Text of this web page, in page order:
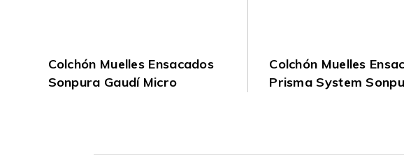
Colchón Muelles Ensacados
Sonpura Gaudí Micro
Colchón Muelles
Prisma System